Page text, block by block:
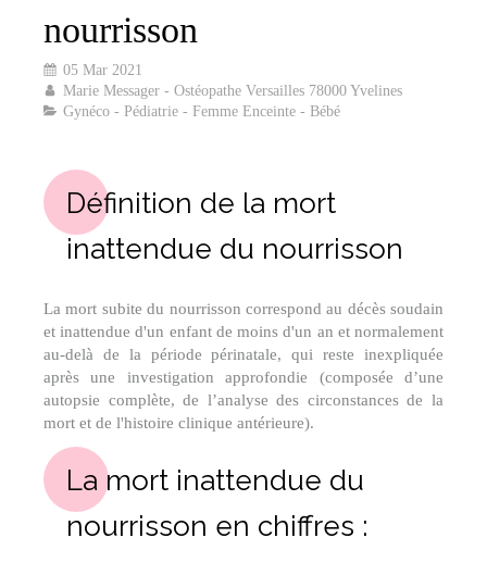
nourrisson
05 Mar 2021
Marie Messager - Ostéopathe Versailles 78000 Yvelines
Gynéco - Pédiatrie - Femme Enceinte - Bébé
Définition de la mort
inattendue du nourrisson
La mort subite du nourrisson correspond au décès soudain
et inattendue d'un enfant de moins d'un an et normalement
au-delà de la période périnatale, qui reste inexpliquée
après une investigation approfondie (composée d’une
autopsie complète, de l’analyse des circonstances de la
mort et de l'histoire clinique antérieure).
La mort inattendue du
nourrisson en chiffres :